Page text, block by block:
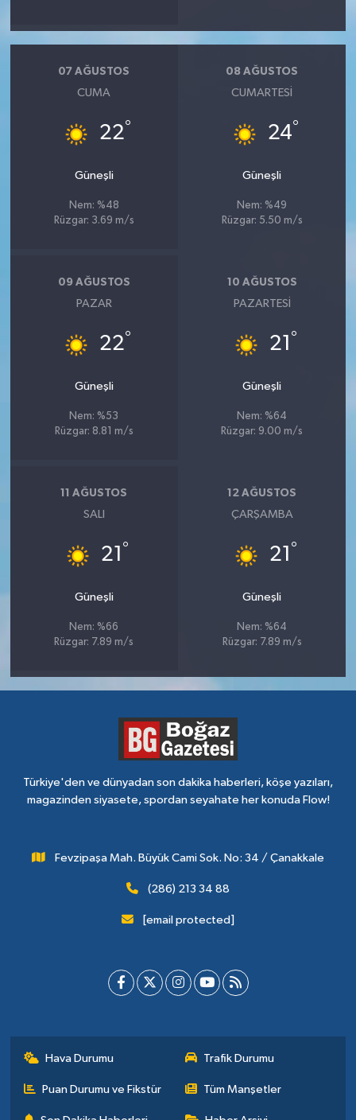
07 AĞUSTOS
CUMA
22°
Güneşli
Nem: %48
Rüzgar: 3.69 m/s
08 AĞUSTOS
CUMARTESI
24°
Güneşli
Nem: %49
Rüzgar: 5.50 m/s
09 AĞUSTOS
PAZAR
22°
Güneşli
Nem: %53
Rüzgar: 8.81 m/s
10 AĞUSTOS
PAZARTESI
21 °
Güneşli
Nem: %64
Rüzgar: 9.00 m/s
11 AĞUSTOS
SALI
21 °
Güneşli
Nem: %66
Rüzgar: 7.89 m/s
12 AĞUSTOS
ÇARŞAMBA
21 °
Güneşli
Nem: %64
Rüzgar: 7.89 m/s
Türkiye'den ve dünyadan son dakika haberleri, köşe yazıları,
magazinden siyasete, spordan seyahate her konuda Flow!
Fevzipaşa Mah. Büyük Cami Sok. No: 34 / Çanakkale
(286) 213 34 88
[email protected]
Hava Durumu Trafik Durumu
Puan Durumu ve Fikstür Tüm Manşetler